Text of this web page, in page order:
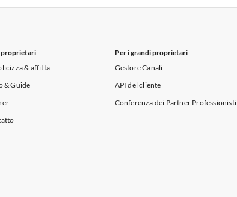
proprietari
& affitta
& Guide
Per i grandi proprietari
Gestore Canali
API del cliente
Conferenza dei Partner Professionisti